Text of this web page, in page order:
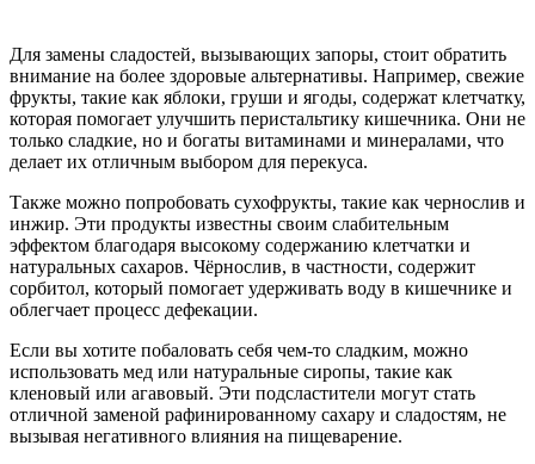
Для замены сладостей, вызывающих запоры, стоит обратить
внимание на более здоровые альтернативы. Например, свежие
фрукты, такие как яблоки, груши и ягоды, содержат клетчатку,
которая помогает улучшить перистальтику кишечника. Они не
только сладкие, но и богаты витаминами и минералами, что
делает их отличным выбором для перекуса.
Также можно попробовать сухофрукты, такие как чернослив и
инжир. Эти продукты известны своим слабительным
эффектом благодаря высокому содержанию клетчатки и
натуральных сахаров. Чёрнослив, в частности, содержит
сорбитол, который помогает удерживать воду в кишечнике и
облегчает процесс дефекации.
Если вы хотите побаловать себя чем-то сладким, можно
использовать мед или натуральные сиропы, такие как
кленовый или агавовый. Эти подсластители могут стать
отличной заменой рафинированному сахару и сладостям, не
вызывая негативного влияния на пищеварение.